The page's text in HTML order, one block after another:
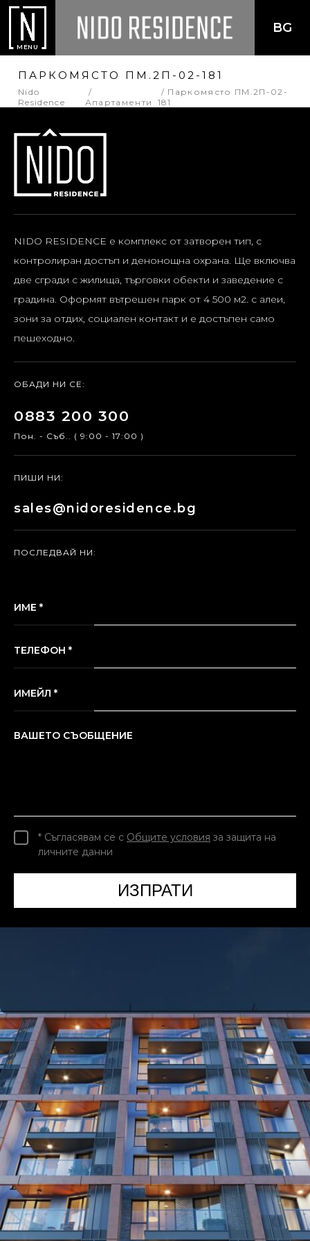
MENU
BG
ПАРКОМЯСТО ПМ.2П-02-181
Nido
Residence
Апартаменти
Паркомясто ПМ.2П-02-
181
NIDO RESIDENCE е комплекс от затворен тип, с
контролиран достъп и денонощна охрана. Ще включва
две сгради с жилища, търговки обекти и заведение с
градина. Оформят вътрешен парк от 4 500 м2. с алеи,
зони за отдих, социален контакт и е достъпен само
пешеходно.
ОБАДИ НИ СЕ:
0883 200 300
Пон. - Съб.. ( 9:00 - 17:00 )
ПИШИ НИ:
sales@nidoresidence.bg
ПОСЛЕДВАЙ НИ:
ИМЕ *
ТЕЛЕФОН *
ИМЕЙЛ *
ВАШЕТО СЪОБЩЕНИЕ
* Съгласявам се с Общите условия за защита на
личните данни